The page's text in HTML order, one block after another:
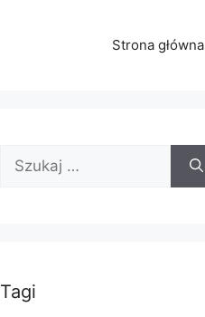
Strona główna
Szukaj:
Tagi